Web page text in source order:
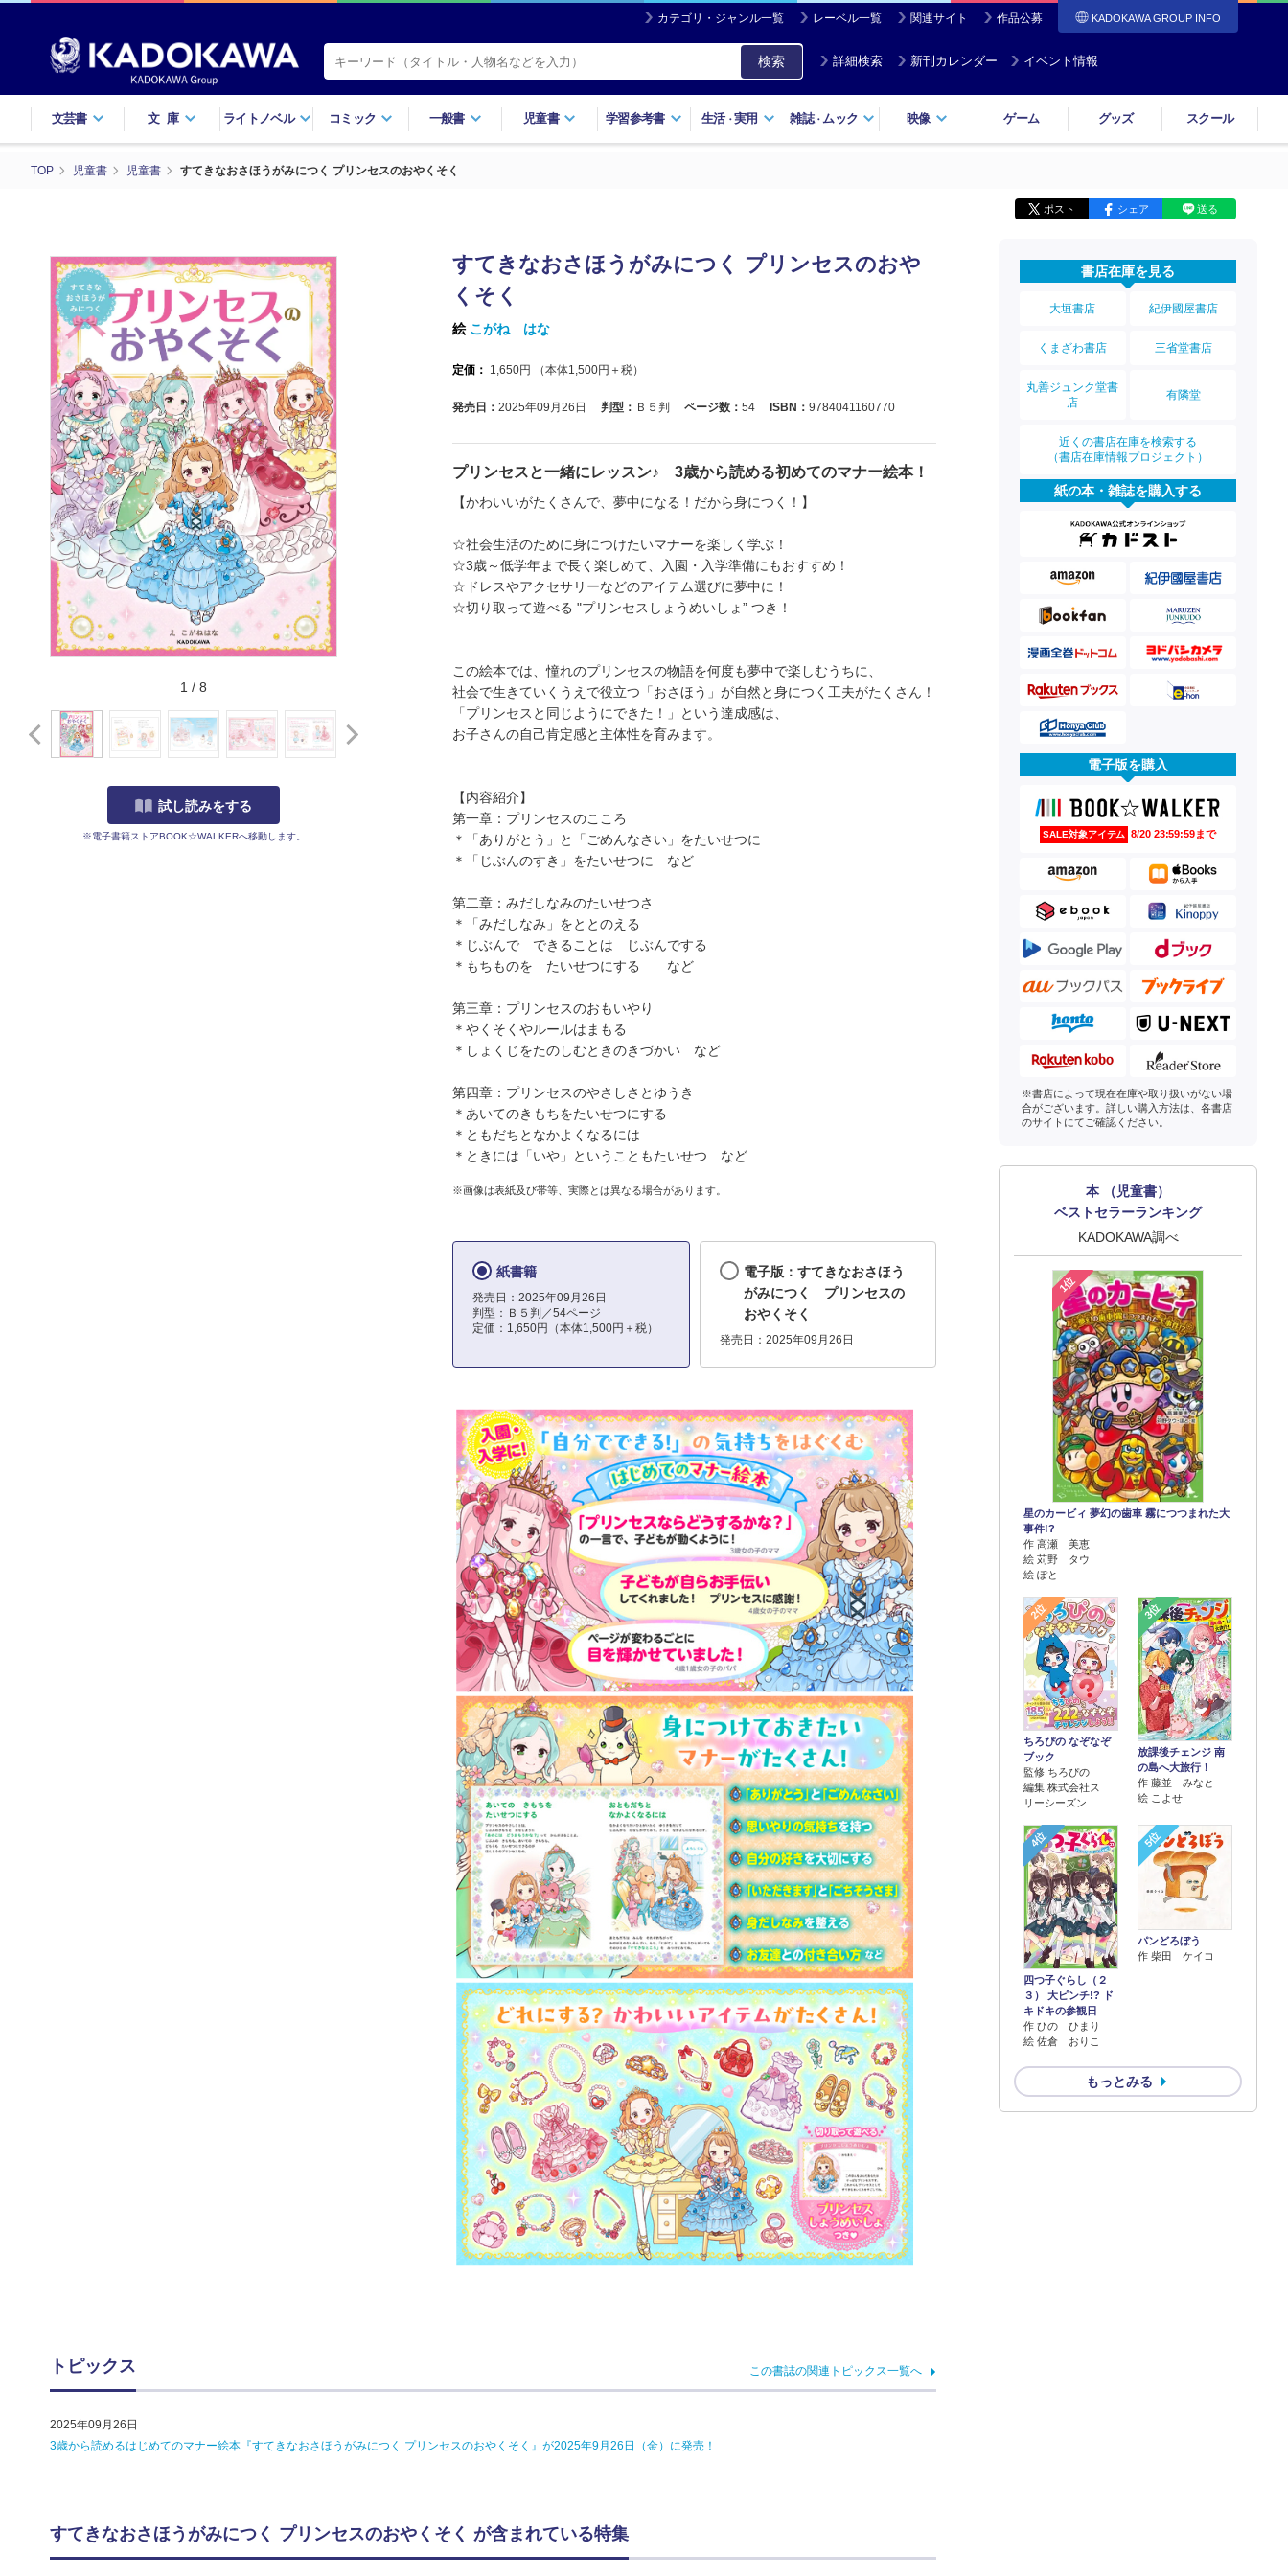
カテゴリ・ジャンル一覧 レーベル一覧 関連サイト 作品公募 KADOKAWA GROUP INFO
検索 詳細検索 新刊カレンダー イベント情報
文芸書 文庫 ライトノベル コミック 一般書 児童書 学習参考書 生活・実用 雑誌・ ムック 映像 ゲーム グッズ スクール
TOP 児童書 児童書 すてきなおさほうがみにつく プリンセスのおやくそく
ポスト シェア 送る
1 / 8
試し読みをする
※電子書籍ストアBOOK☆WALKERへ移動します。
すてきなおさほうがみにつく プリンセスのおや
くそく
絵 こがね はな
定価： 1,650円 （本体1,500円＋税）
発売日： 2025年09月26日 判型： Ｂ５判 ページ数： 54 ISBN： 9784041160770
プリンセスと一緒にレッスン♪ 3歳から読める初めてのマナー絵本！
【かわいいがたくさんで、夢中になる！だから身につく！】
☆社会生活のために身につけたいマナーを楽しく学ぶ！
☆3歳～低学年まで長く楽しめて、入園・入学準備にもおすすめ！
☆ドレスやアクセサリーなどのアイテム選びに夢中に！
☆切り取って遊べる "プリンセスしょうめいしょ” つき！
この絵本では、憧れのプリンセスの物語を何度も夢中で楽しむうちに、
社会で生きていくうえで役立つ「おさほう」が自然と身につく工夫がたくさん！
「プリンセスと同じようにできた！」という達成感は、
お子さんの自己肯定感と主体性を育みます。
【内容紹介】
第一章：プリンセスのこころ
＊「ありがとう」と「ごめんなさい」をたいせつに
＊「じぶんのすき」をたいせつに など
第二章：みだしなみのたいせつさ
＊「みだしなみ」をととのえる
＊じぶんで できることは じぶんでする
＊もちものを たいせつにする など
第三章：プリンセスのおもいやり
＊やくそくやルールはまもる
＊しょくじをたのしむときのきづかい など
第四章：プリンセスのやさしさとゆうき
＊あいてのきもちをたいせつにする
＊ともだちとなかよくなるには
＊ときには「いや」ということもたいせつ など
※画像は表紙及び帯等、実際とは異なる場合があります。
紙書籍
発売日：2025年09月26日
判型：Ｂ５判／54ページ
定価：1,650円（本体1,500円＋税）
電子版：すてきなおさほう
がみにつく プリンセスの
おやくそく
発売日：2025年09月26日
トピックス この書誌の関連トピックス一覧へ
2025年09月26日
3歳から読めるはじめてのマナー絵本『すてきなおさほうがみにつく プリンセスのおやくそく』が2025年9月26日（金）に発売！
すてきなおさほうがみにつく プリンセスのおやくそく が含まれている特集
書店在庫を見る
大垣書店 紀伊國屋書店
くまざわ書店 三省堂書店
丸善ジュンク堂書
店
有隣堂
近くの書店在庫を検索する
（書店在庫情報プロジェクト）
紙の本・雑誌を購入する
電子版を購入
SALE対象アイテム 8/20 23:59:59まで
※書店によって現在在庫や取り扱いがない場
合がございます。詳しい購入方法は、各書店
のサイトにてご確認ください。
本 （児童書）
ベストセラーランキング
KADOKAWA調べ
1位
星のカービィ 夢幻の歯車 霧につつまれた大
事件!?
作 高瀬 美恵
絵 苅野 タウ
絵 ぽと
2位
ちろぴの なぞなぞ
ブック
監修 ちろぴの
編集 株式会社ス
リーシーズン
3位
放課後チェンジ 南
の島へ大旅行！
作 藤並 みなと
絵 こよせ
4位
四つ子ぐらし（２
３） 大ピンチ!? ド
キドキの参観日
作 ひの ひまり
絵 佐倉 おりこ
5位
パンどろぼう
作 柴田 ケイコ
もっとみる